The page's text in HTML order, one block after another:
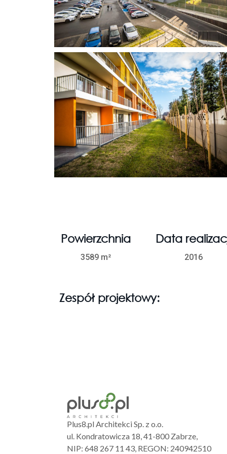
Powierzchnia
3589 m²
Data
2016
Zespół projektowy:
Plus8.pl Architekci Sp. z o.o.
ul. Kondratowicza 18, 41-800 Zabrze,
NIP: 648 267 11 43, REGON: 240942510